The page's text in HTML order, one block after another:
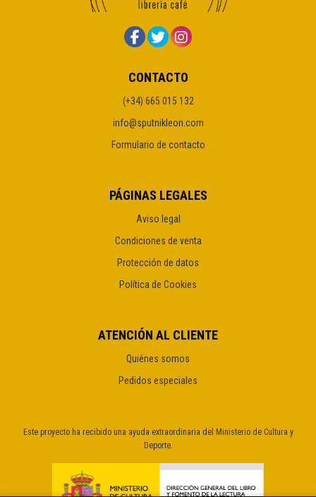
CONTACTO
(+34) 665 015 132
info@sputnikleon.com
Formulario de contacto
PÁGINAS LEGALES
Aviso legal
Condiciones de venta
Protección de datos
Política de Cookies
ATENCIÓN AL CLIENTE
Quiénes somos
Pedidos especiales
Este proyecto ha recibido una ayuda extraordinaria del Ministerio de Cultura y
Deporte.